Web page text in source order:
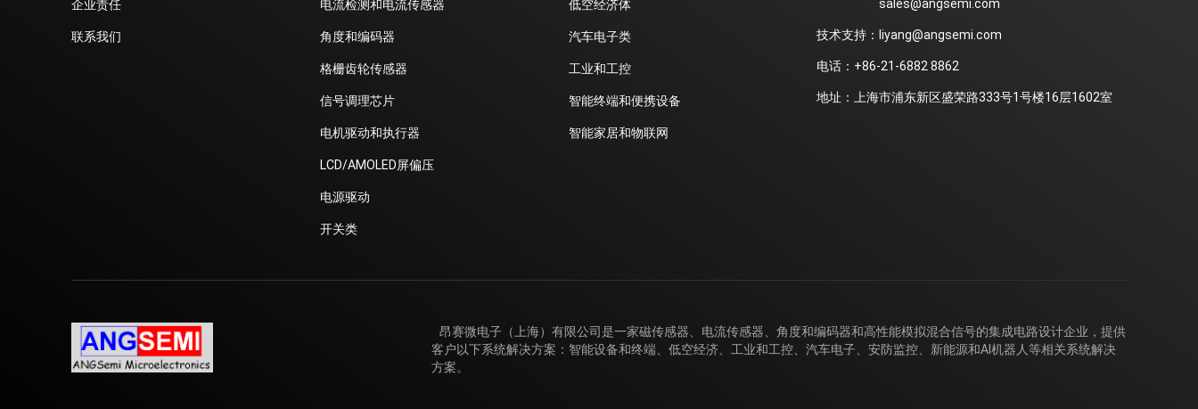
企业责任
联系我们
电流检测和电流传感器
角度和编码器
格栅齿轮传感器
信号调理芯片
电机驱动和执行器
LCD/AMOLED屏偏压
电源驱动
开关类
低空经济体
汽车电子类
工业和工控
智能终端和便携设备
智能家居和物联网
技术支持：liyang@angsemi.com
电话：+86-21-6882 8862
地址：上海市浦东新区盛荣路333号1号楼16层1602室
昂赛微电子（上海）有限公司是一家磁传感器、电流传感器、角度和编码器和高性能模拟混合信号的集成电路设计企业，提供
客户以下系统解决方案：智能设备和终端、低空经济、工业和工控、汽车电子、安防监控、新能源和AI机器人等相关系统解决
方案。